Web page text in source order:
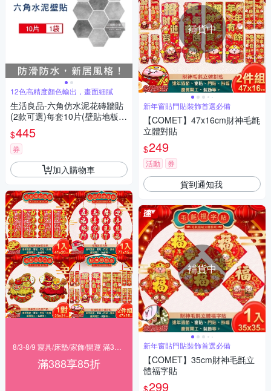
12色高精度顏色輸出，畫面細膩
生活良品-六角仿水泥花磚牆貼
(2款可選)每套10片(壁貼地板貼
紙,復古風格壁紙,仿六角磁磚牆
貼,DIY防水即撕即貼裝飾材料
貼片,模擬磁磚牆面家飾貼紙)
$445
券
加入購物車
滿388享85折
補貨中
新年窗貼門貼裝飾首選必備
【COMET】47x16cm財神毛氈
立體對貼
$249
活動 券
貨到通知我
補貨中
新年窗貼門貼裝飾首選必備
【COMET】35cm財神毛氈立
體福字貼
299